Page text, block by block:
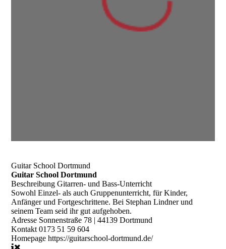
Guitar School Dortmund
Guitar School Dortmund
BeschreibungGitarren- und Bass-Unterricht
Sowohl Einzel- als auch Gruppenunterricht, für Kinder,
Anfänger und Fortgeschrittene. Bei Stephan Lindner und
seinem Team seid ihr gut aufgehoben.
Adresse Sonnenstraße 78 | 44139 Dortmund
Kontakt0173 51 59 604
Homepagehttps://guitarschool-dortmund.de/